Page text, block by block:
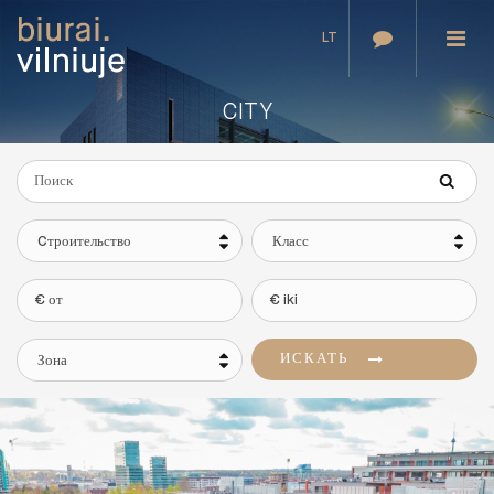
LT
CITY
Cтроительство Класс
Зона ИСКАТЬ